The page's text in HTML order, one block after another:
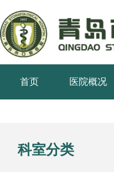
首页 医院概况
科室分类